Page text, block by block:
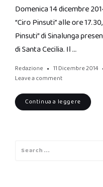
Domenica 14 dicembre
“Ciro Pinsuti” alle ore
Pinsuti” di Sinalunga
di Santa Cecilia. Il …
Redazione 11 Dicembre 2014
Leave a comment
Continua a leggere
for: